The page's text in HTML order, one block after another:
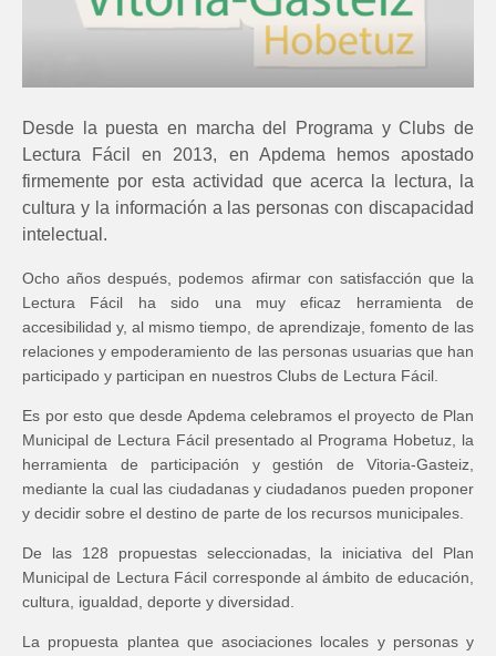
Desde la puesta en marcha del Programa y Clubs de
Lectura Fácil en 2013, en Apdema hemos apostado
firmemente por esta actividad que acerca la lectura, la
cultura y la información a las personas con discapacidad
intelectual.
Ocho años después, podemos afirmar con satisfacción que la
Lectura Fácil ha sido una muy eficaz herramienta de
accesibilidad y, al mismo tiempo, de aprendizaje, fomento de las
relaciones y empoderamiento de las personas usuarias que han
participado y participan en nuestros Clubs de Lectura Fácil.
Es por esto que desde Apdema celebramos el proyecto de Plan
Municipal de Lectura Fácil presentado al Programa Hobetuz, la
herramienta de participación y gestión de Vitoria-Gasteiz,
mediante la cual las ciudadanas y ciudadanos pueden proponer
y decidir sobre el destino de parte de los recursos municipales.
De las 128 propuestas seleccionadas, la iniciativa del Plan
Municipal de Lectura Fácil corresponde al ámbito de educación,
cultura, igualdad, deporte y diversidad.
La propuesta plantea que asociaciones locales y personas y